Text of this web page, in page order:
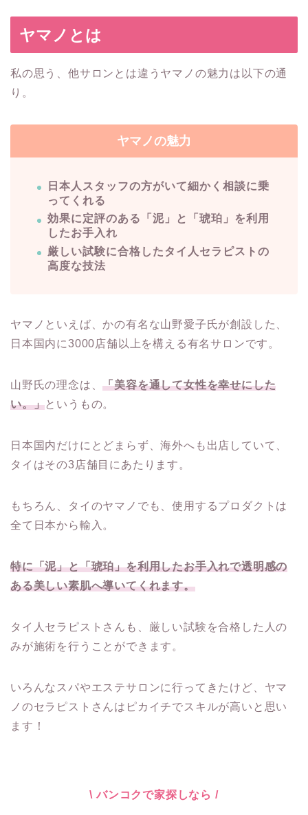
ヤマノとは
私の思う、他サロンとは違うヤマノの魅力は以下の通
り。
ヤマノの魅力
日本人スタッフの方がいて細かく相談に乗
ってくれる
効果に定評のある「泥」と「琥珀」を利用
したお手入れ
厳しい試験に合格したタイ人セラピストの
高度な技法
ヤマノといえば、かの有名な山野愛子氏が創設した、
日本国内に3000店舗以上を構える有名サロンです。
山野氏の理念は、「美容を通して女性を幸せにした
い。」というもの。
日本国内だけにとどまらず、海外へも出店していて、
タイはその3店舗目にあたります。
もちろん、タイのヤマノでも、使用するプロダクトは
全て日本から輸入。
特に「泥」と「琥珀」を利用したお手入れで透明感の
ある美しい素肌へ導いてくれます。
タイ人セラピストさんも、厳しい試験を合格した人の
みが施術を行うことができます。
いろんなスパやエステサロンに行ってきたけど、ヤマ
ノのセラピストさんはピカイチでスキルが高いと思い
ます！
\ バンコクで家探しなら /